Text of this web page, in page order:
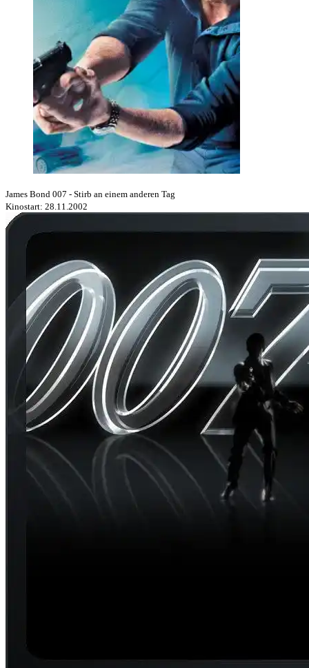
James Bond 007 - Stirb an einem anderen Tag
Kinostart: 28.11.2002